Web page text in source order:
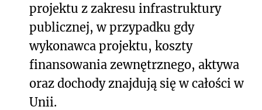
projektu z zakresu infrastruktury
publicznej, w przypadku gdy
wykonawca projektu, koszty
finansowania zewnętrznego, aktywa
oraz dochody znajdują się w całości w
Unii.